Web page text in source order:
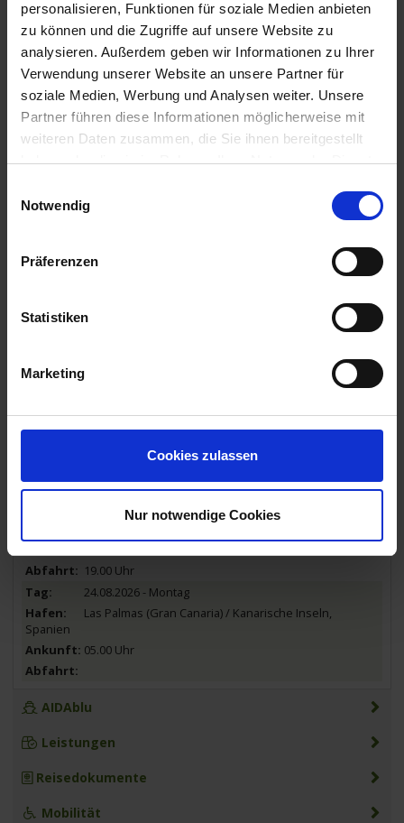
personalisieren, Funktionen für soziale Medien anbieten
zu können und die Zugriffe auf unsere Website zu
analysieren. Außerdem geben wir Informationen zu Ihrer
Verwendung unserer Website an unsere Partner für
soziale Medien, Werbung und Analysen weiter. Unsere
Partner führen diese Informationen möglicherweise mit
weiteren Daten zusammen, die Sie ihnen bereitgestellt
haben oder die sie im Rahmen Ihrer Nutzung der Dienste
Notwendig
Präferenzen
Statistiken
Marketing
Cookies zulassen
Nur notwendige Cookies
22.00 Uhr
18.08.2026 - Dienstag
San Sebastian (La Gomera) / Kanarische Inseln,
Spanien
08.00 Uhr
18.00 Uhr
19.08.2026 - Mittwoch
Arrecife de Lanzarote (Lanzarote) / Kanarische Inseln,
08.00 Uhr
Agadir / Marokko
21.08.2026 - Freitag
Puerto del Rosario (Fuerteventura) / Kanarische
21.00 Uhr
23.08.2026 - Sonntag
19.00 Uhr
24.08.2026 - Montag
Las Palmas (Gran Canaria) / Kanarische Inseln,
Spanien
05.00 Uhr
AIDAblu
Leistungen
Reisedokumente
Mobilität